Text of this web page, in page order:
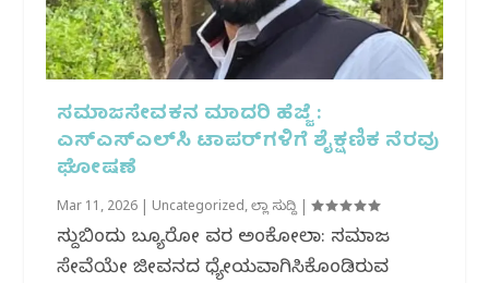
ಸಮಾಜಸೇವಕನ ಮಾದರಿ ಹೆಜ್ಜೆ :
ಎಸ್‌ಎಸ್‌ಎಲ್‌ಸಿ ಟಾಪರ್‌ಗಳಿಗೆ ಶೈಕ್ಷಣಿಕ ನೆರವು
ಘೋಷಣೆ
Mar 11, 2026 Uncategorized,ಜಿಲ್ಲಾ ಸುದ್ದಿ |
ಸುದ್ದಿಬಿಂದು ಬ್ಯೂರೋ ವರದಿ ಅಂಕೋಲಾ: ಸಮಾಜ
ಸೇವೆಯೇ ಜೀವನದ ಧ್ಯೇಯವಾಗಿಸಿಕೊಂಡಿರುವ